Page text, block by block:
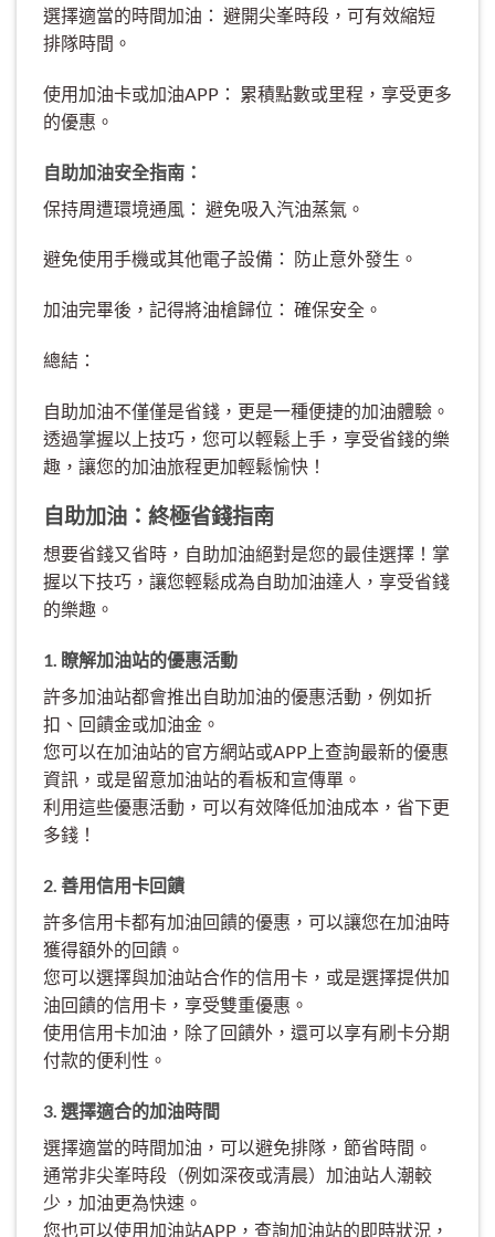
選擇適當的時間加油： 避開尖峯時段，可有效縮短
排隊時間。
使用加油卡或加油APP： 累積點數或里程，享受更多
的優惠。
自助加油安全指南：
保持周遭環境通風： 避免吸入汽油蒸氣。
避免使用手機或其他電子設備： 防止意外發生。
加油完畢後，記得將油槍歸位： 確保安全。
總結：
自助加油不僅僅是省錢，更是一種便捷的加油體驗。
透過掌握以上技巧，您可以輕鬆上手，享受省錢的樂
趣，讓您的加油旅程更加輕鬆愉快！
自助加油：終極省錢指南
想要省錢又省時，自助加油絕對是您的最佳選擇！掌
握以下技巧，讓您輕鬆成為自助加油達人，享受省錢
的樂趣。
1. 瞭解加油站的優惠活動
許多加油站都會推出自助加油的優惠活動，例如折
扣、回饋金或加油金。
您可以在加油站的官方網站或APP上查詢最新的優惠
資訊，或是留意加油站的看板和宣傳單。
利用這些優惠活動，可以有效降低加油成本，省下更
多錢！
2. 善用信用卡回饋
許多信用卡都有加油回饋的優惠，可以讓您在加油時
獲得額外的回饋。
您可以選擇與加油站合作的信用卡，或是選擇提供加
油回饋的信用卡，享受雙重優惠。
使用信用卡加油，除了回饋外，還可以享有刷卡分期
付款的便利性。
3. 選擇適合的加油時間
選擇適當的時間加油，可以避免排隊，節省時間。
通常非尖峯時段（例如深夜或清晨）加油站人潮較
少，加油更為快速。
您也可以使用加油站APP，查詢加油站的即時狀況，